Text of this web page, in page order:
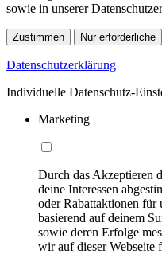
sowie in unserer
Zustimmen Nur erforderliche
Datenschutzerklärung
Individuelle Datenschutz-
Marketing
Durch das Akzeptieren
deine Interessen
oder Rabattaktionen für
basierend auf deinem
sowie deren Erfolge
wir auf dieser Webseite